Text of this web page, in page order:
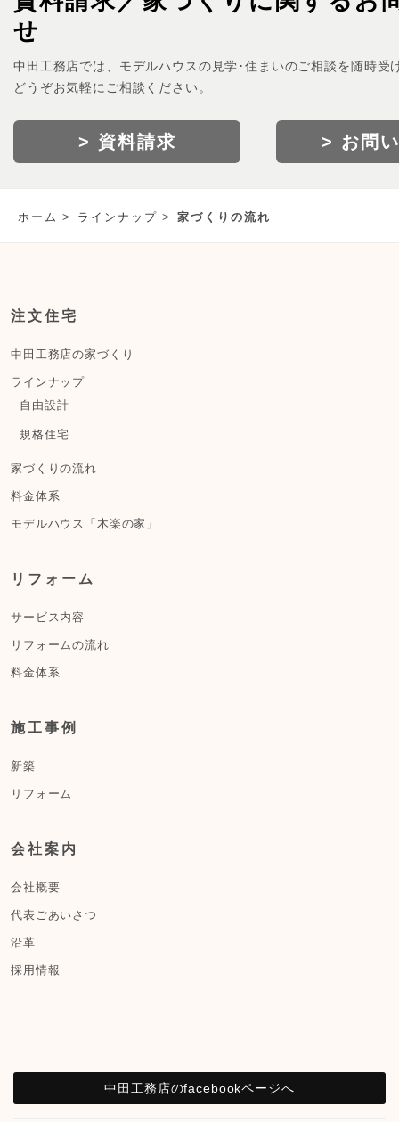
せ
中田工務店では、モデルハウスの見学･住まいのご相談を随時受
どうぞお気軽にご相談ください。
> 資料請求 > お問
ホーム ラインナップ 家づくりの流れ
注文住宅
中田工務店の家づくり
ラインナップ
自由設計
規格住宅
家づくりの流れ
料金体系
モデルハウス「木楽の家」
リフォーム
サービス内容
リフォームの流れ
料金体系
施工事例
新築
リフォーム
会社案内
会社概要
代表ごあいさつ
沿革
採用情報
中田工務店のfacebookページへ